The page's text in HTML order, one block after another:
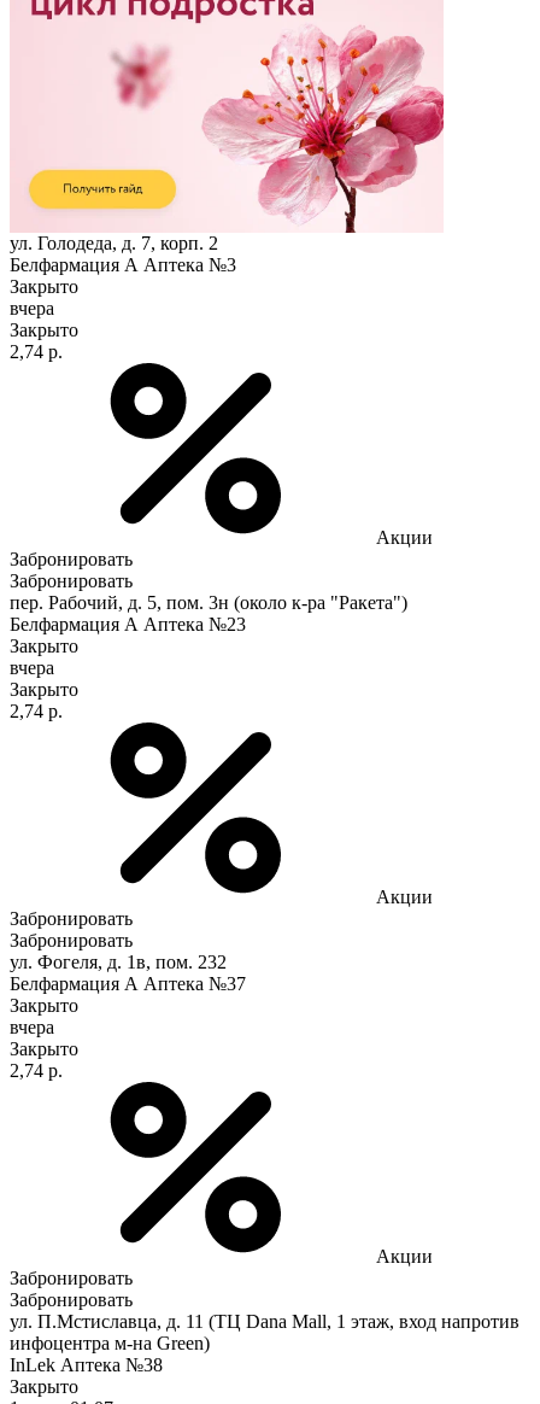
ул. Голодеда, д. 7, корп. 2
Белфармация А Аптека №3
Закрыто
вчера
Закрыто
2,74 р.
Акции
Забронировать
Забронировать
пер. Рабочий, д. 5, пом. 3н (около к-ра "Ракета")
Белфармация А Аптека №23
Закрыто
вчера
Закрыто
2,74 р.
Акции
Забронировать
Забронировать
ул. Фогеля, д. 1в, пом. 232
Белфармация А Аптека №37
Закрыто
вчера
Закрыто
2,74 р.
Акции
Забронировать
Забронировать
ул. П.Мстиславца, д. 11 (ТЦ Dana Mall, 1 этаж, вход напротив
инфоцентра м-на Green)
InLek Аптека №38
Закрыто